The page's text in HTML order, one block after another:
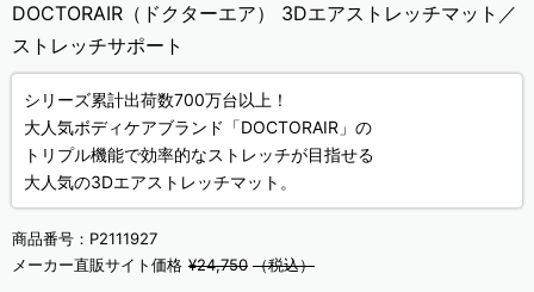
DOCTORAIR（ドクターエア） 3Dエアストレッチマット／
ストレッチサポート
シリーズ累計出荷数700万台以上！
大人気ボディケアブランド「DOCTORAIR」の
トリプル機能で効率的なストレッチが目指せる
大人気の3Dエアストレッチマット。
商品番号： P2111927
メーカー直販サイト価格 ¥24,750 （税込）